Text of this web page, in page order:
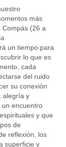
más
Compás (26 a
un tiempo para
lo que es
cada
del ruido
su conexión
alegría y
un encuentro
y que
de
reflexión, los
superficie y